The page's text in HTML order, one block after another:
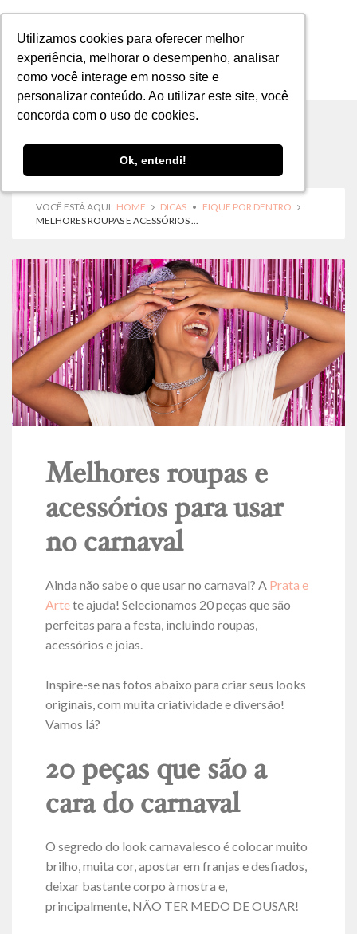
Utilizamos cookies para oferecer melhor
experiência, melhorar o desempenho, analisar
como você interage em nosso site e
personalizar conteúdo. Ao utilizar este site, você
concorda com o uso de cookies.
Ok, entendi!
Utilizamos cookies para oferecer melhor
experiência, melhorar o desempenho, analisar
como você interage em nosso site e
personalizar conteúdo. Ao utilizar este site, você
concorda com o uso de cookies.
Ok, entendi!
MENU
VOCÊ ESTÁ AQUI. HOME DICAS • FIQUE POR DENTRO
MELHORES ROUPAS E ACESSÓRIOS ...
Melhores roupas e
acessórios para usar
no carnaval
Ainda não sabe o que usar no carnaval? A Prata e
Artete ajuda! Selecionamos 20 peças que são
perfeitas para a festa, incluindo roupas,
acessórios e joias.
Inspire-se nas fotos abaixo para criar seus looks
originais, com muita criatividade e diversão!
Vamos lá?
20 peças que são a
cara do carnaval
O segredo do look carnavalesco é colocar muito
brilho, muita cor, apostar em franjas e desfiados,
deixar bastante corpo à mostra e,
principalmente, NÃO TER MEDO DE OUSAR!